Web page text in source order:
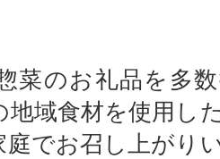
菜のお礼品を多
地域食材を使用し
庭でお召し上がり